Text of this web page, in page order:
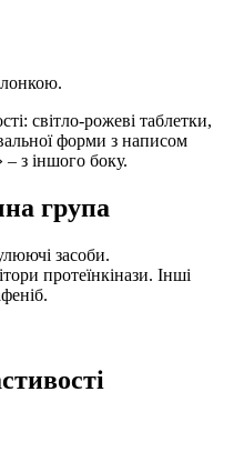
світло-рожеві таблетки,
форми з написом
з іншого боку.
група
засоби.
протеїнкінази. Інші